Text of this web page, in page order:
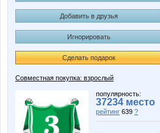
Добавить в друзья
Игнорировать
Сделать подарок
Совместная покупка: взрослый
популярность:
37234 место
рейтинг 639 ?